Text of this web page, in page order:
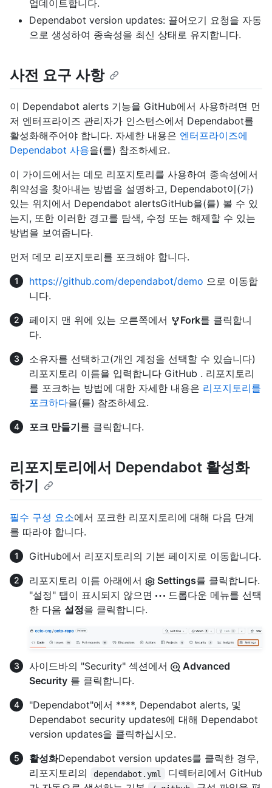
업데이트합니다.
Dependabot version updates: 끌어오기 요청을 자동
으로 생성하여 종속성을 최신 상태로 유지합니다.
사전 요구 사항
이 Dependabot alerts 기능을 GitHub에서 사용하려면 먼
저 엔터프라이즈 관리자가 인스턴스에서 Dependabot를
활성화해주어야 합니다. 자세한 내용은 엔터프라이즈에
Dependabot 사용을(를) 참조하세요.
이 가이드에서는 데모 리포지토리를 사용하여 종속성에서
취약성을 찾아내는 방법을 설명하고, Dependabot이(가)
있는 위치에서 Dependabot alertsGitHub을(를) 볼 수 있
는지, 또한 이러한 경고를 탐색, 수정 또는 해제할 수 있는
방법을 보여줍니다.
먼저 데모 리포지토리를 포크해야 합니다.
https://github.com/dependabot/demo 으로 이동합
니다.
페이지 맨 위에 있는 오른쪽에서
Fork를 클릭합니
다.
소유자를 선택하고(개인 계정을 선택할 수 있습니다)
리포지토리 이름을 입력합니다 GitHub . 리포지토리
를 포크하는 방법에 대한 자세한 내용은 리포지토리를
포크하다을(를) 참조하세요.
포크 만들기를 클릭합니다.
리포지토리에서 Dependabot 활성화
하기
필수 구성 요소에서 포크한 리포지토리에 대해 다음 단계
를 따라야 합니다.
GitHub에서 리포지토리의 기본 페이지로 이동합니다.
리포지토리 이름 아래에서
Settings를 클릭합니다.
"설정" 탭이 표시되지 않으면
드롭다운 메뉴를 선택
한 다음 설정을 클릭합니다.
사이드바의 "Security" 섹션에서
Advanced
Security 를 클릭합니다.
"Dependabot"에서 ****, Dependabot alerts, 및
Dependabot security updates에 대해 Dependabot
version updates을 클릭하십시오.
활성화Dependabot version updates를 클릭한 경우,
리포지토리의
dependabot.yml
디렉터리에서 GitHub